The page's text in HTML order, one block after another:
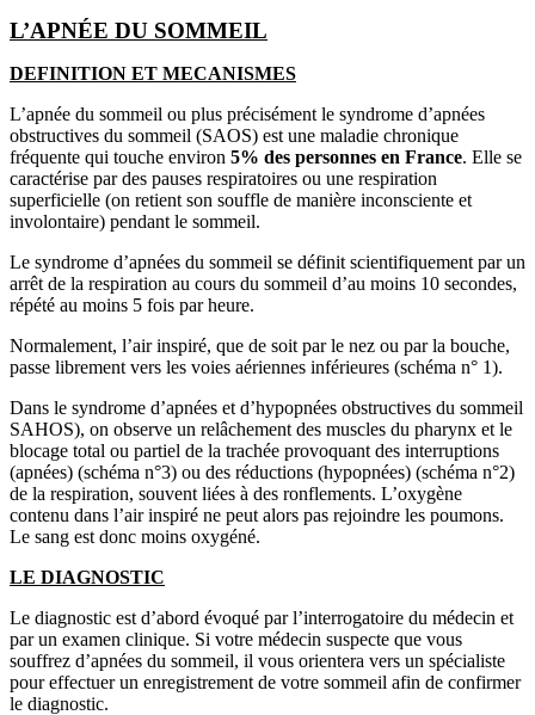
L’APNÉE DU SOMMEIL
DEFINITION ET MECANISMES
L’apnée du sommeil ou plus précisément le syndrome d’apnées
obstructives du sommeil (SAOS) est une maladie chronique
fréquente qui touche environ 5% des personnes en France. Elle se
caractérise par des pauses respiratoires ou une respiration
superficielle (on retient son souffle de manière inconsciente et
involontaire) pendant le sommeil.
Le syndrome d’apnées du sommeil se définit scientifiquement par un
arrêt de la respiration au cours du sommeil d’au moins 10 secondes,
répété au moins 5 fois par heure.
Normalement, l’air inspiré, que de soit par le nez ou par la bouche,
passe librement vers les voies aériennes inférieures (schéma n° 1).
Dans le syndrome d’apnées et d’hypopnées obstructives du sommeil
SAHOS), on observe un relâchement des muscles du pharynx et le
blocage total ou partiel de la trachée provoquant des interruptions
(apnées) (schéma n°3) ou des réductions (hypopnées) (schéma n°2)
de la respiration, souvent liées à des ronflements. L’oxygène
contenu dans l’air inspiré ne peut alors pas rejoindre les poumons.
Le sang est donc moins oxygéné.
LE DIAGNOSTIC
Le diagnostic est d’abord évoqué par l’interrogatoire du médecin et
par un examen clinique. Si votre médecin suspecte que vous
souffrez d’apnées du sommeil, il vous orientera vers un spécialiste
pour effectuer un enregistrement de votre sommeil afin de confirmer
le diagnostic.